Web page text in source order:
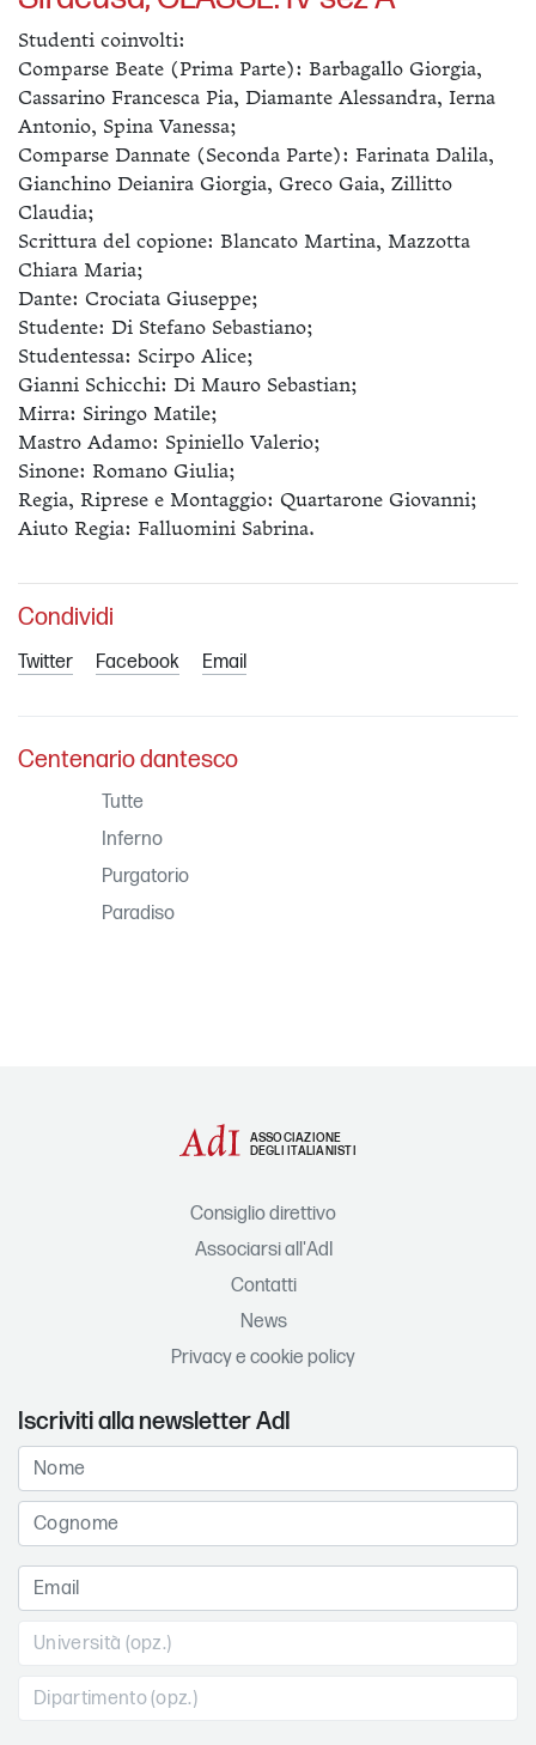
Studenti coinvolti:
Comparse Beate (Prima Parte): Barbagallo Giorgia,
Cassarino Francesca Pia, Diamante Alessandra, Ierna
Antonio, Spina Vanessa;
Comparse Dannate (Seconda Parte): Farinata Dalila,
Gianchino Deianira Giorgia, Greco Gaia, Zillitto
Claudia;
Scrittura del copione: Blancato Martina, Mazzotta
Chiara Maria;
Dante: Crociata Giuseppe;
Studente: Di Stefano Sebastiano;
Studentessa: Scirpo Alice;
Gianni Schicchi: Di Mauro Sebastian;
Mirra: Siringo Matile;
Mastro Adamo: Spiniello Valerio;
Sinone: Romano Giulia;
Regia, Riprese e Montaggio: Quartarone Giovanni;
Aiuto Regia: Falluomini Sabrina.
Condividi
Twitter Facebook Email
Centenario dantesco
Tutte
Inferno
Purgatorio
Paradiso
ASSOCIAZIONE
DEGLI ITALIANISTI
Consiglio direttivo
Associarsi all'AdI
Contatti
News
Privacy e cookie policy
Iscriviti alla newsletter AdI